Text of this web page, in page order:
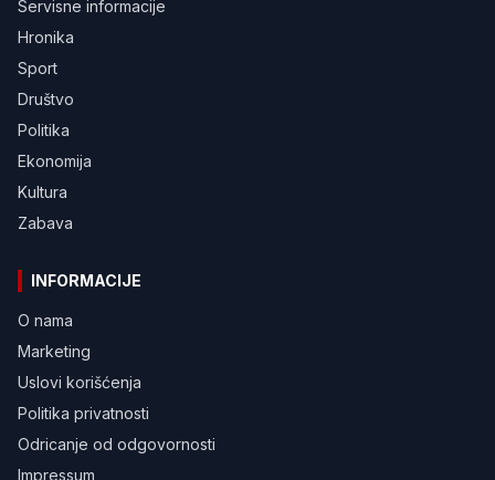
Servisne informacije
Hronika
Sport
Društvo
Politika
Ekonomija
Kultura
Zabava
INFORMACIJE
O nama
Marketing
Uslovi korišćenja
Politika privatnosti
Odricanje od odgovornosti
Impressum